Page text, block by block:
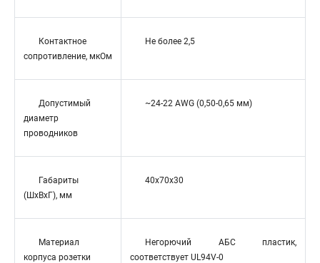
Контактное
сопротивление, мкОм
Не более 2,5
Допустимый
диаметр
проводников
~24-22 AWG (0,50-0,65 мм)
Габариты
(ШхВхГ), мм
40x70x30
Материал
корпуса розетки
Негорючий АБС пластик,
соответствует UL94V-0